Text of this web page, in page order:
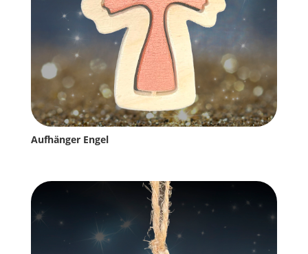
Aufhänger Engel